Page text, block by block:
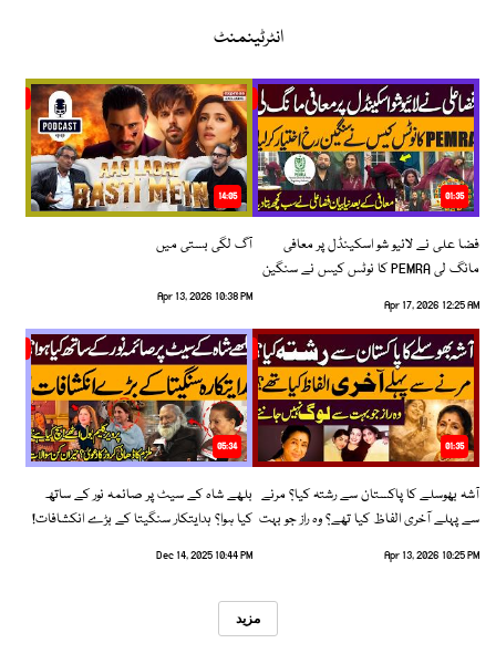
انٹرٹینمنٹ
01:35
فضا علی نے لائیو شو اسکینڈل پر معافی
مانگ لی PEMRA کا نوٹس کیس نے سنگین
Apr 17, 2026 12:25 AM
14:05
آگ لگی بستی میں
Apr 13, 2026 10:38 PM
01:35
آشہ بھوسلے کا پاکستان سے رشتہ کیا؟ مرنے
سے پہلے آخری الفاظ کیا تھے؟ وہ راز جو بہت
Apr 13, 2026 10:25 PM
05:34
بلھے شاہ کے سیٹ پر صائمہ نور کے ساتھ
کیا ہوا؟ ہدایتکار سنگیتا کے بڑے انکشافات!
Dec 14, 2025 10:44 PM
مزید